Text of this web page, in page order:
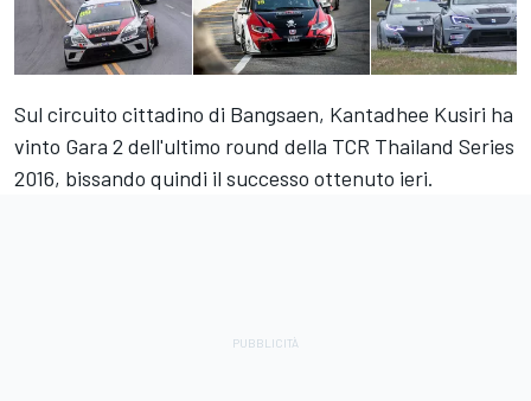
Sul circuito cittadino di Bangsaen, Kantadhee Kusiri ha
vinto Gara 2 dell'ultimo round della TCR Thailand Series
2016, bissando quindi il successo ottenuto ieri.